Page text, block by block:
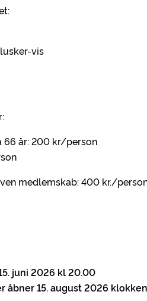
vis
66 år: 200 kr/person
medlemskab: 400 kr./
juni 2026 kl 20.00
15. august 2026